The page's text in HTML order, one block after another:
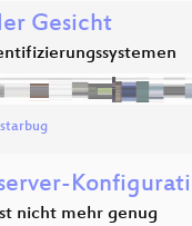
Gesicht
starbug
nicht mehr genug